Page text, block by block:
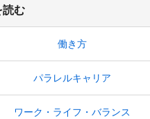
読む
働き方
パラレルキャリア
ワーク・ライフ・バランス